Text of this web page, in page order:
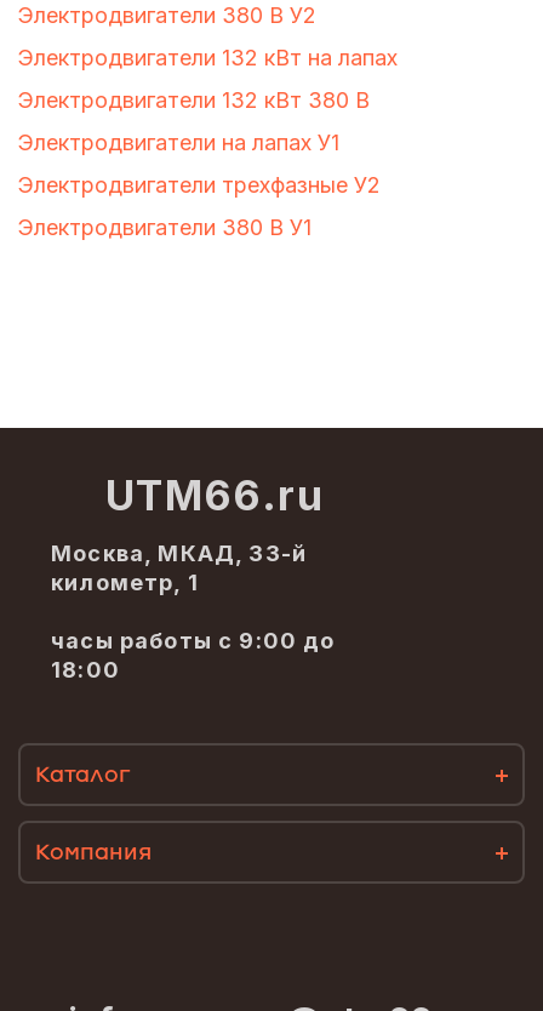
Электродвигатели 380 В У2
Электродвигатели 132 кВт на лапах
Электродвигатели 132 кВт 380 В
Электродвигатели на лапах У1
Электродвигатели трехфазные У2
Электродвигатели 380 В У1
UTM66.ru
Москва, МКАД, 33-й
километр, 1
часы работы с 9:00 до
18:00
Каталог
Компания